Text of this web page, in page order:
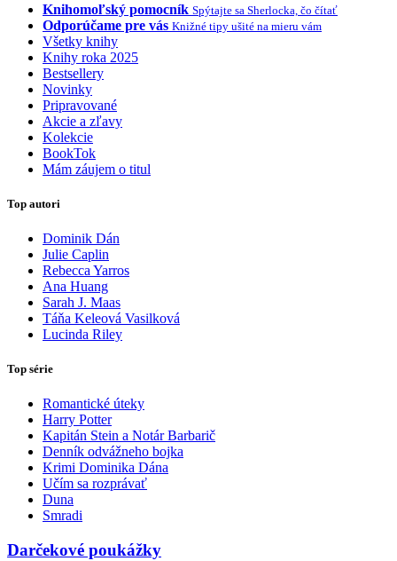
Knihomoľský pomocník Spýtajte sa Sherlocka, čo čítať
Odporúčame pre vás Knižné tipy ušité na mieru vám
Všetky knihy
Knihy roka 2025
Bestsellery
Novinky
Pripravované
Akcie a zľavy
Kolekcie
BookTok
Mám záujem o titul
Top autori
Dominik Dán
Julie Caplin
Rebecca Yarros
Ana Huang
Sarah J. Maas
Táňa Keleová Vasilková
Lucinda Riley
Top série
Romantické úteky
Harry Potter
Kapitán Stein a Notár Barbarič
Denník odvážneho bojka
Krimi Dominika Dána
Učím sa rozprávať
Duna
Smradi
Darčekové poukážky